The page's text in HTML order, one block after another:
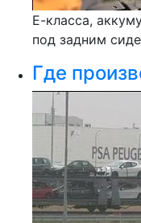
Е-класса,
под задним
Где